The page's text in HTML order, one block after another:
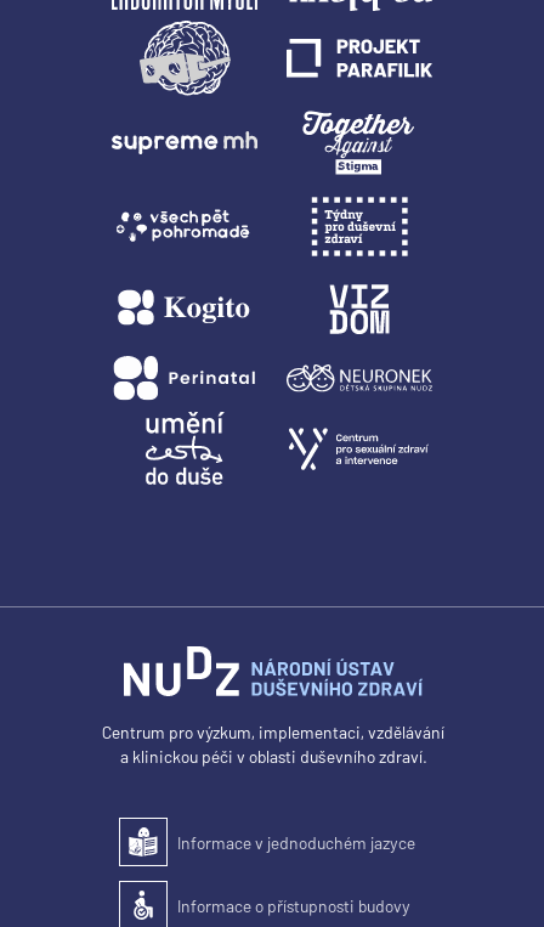
Centrum pro výzkum, implementaci, vzdělávání
a klinickou péči v oblasti duševního zdraví.
Snadné čtení
Informace v jednoduchém jazyce
Přístupnost budovy pro osoby se zdravotním postižením
Informace o přístupnosti budovy